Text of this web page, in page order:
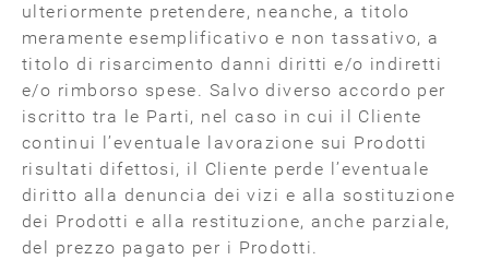
ulteriormente pretendere, neanche, a titolo
meramente esemplificativo e non tassativo, a
titolo di risarcimento danni diritti e/o indiretti
e/o rimborso spese. Salvo diverso accordo per
iscritto tra le Parti, nel caso in cui il Cliente
continui l’eventuale lavorazione sui Prodotti
risultati difettosi, il Cliente perde l’eventuale
diritto alla denuncia dei vizi e alla sostituzione
dei Prodotti e alla restituzione, anche parziale,
del prezzo pagato per i Prodotti.